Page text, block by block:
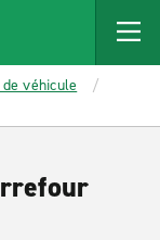
véhicule